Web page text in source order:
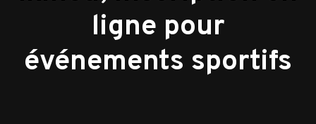
ligne pour
événements sportifs